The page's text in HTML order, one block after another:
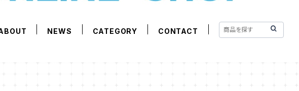
NEWS CATEGORY CONTACT